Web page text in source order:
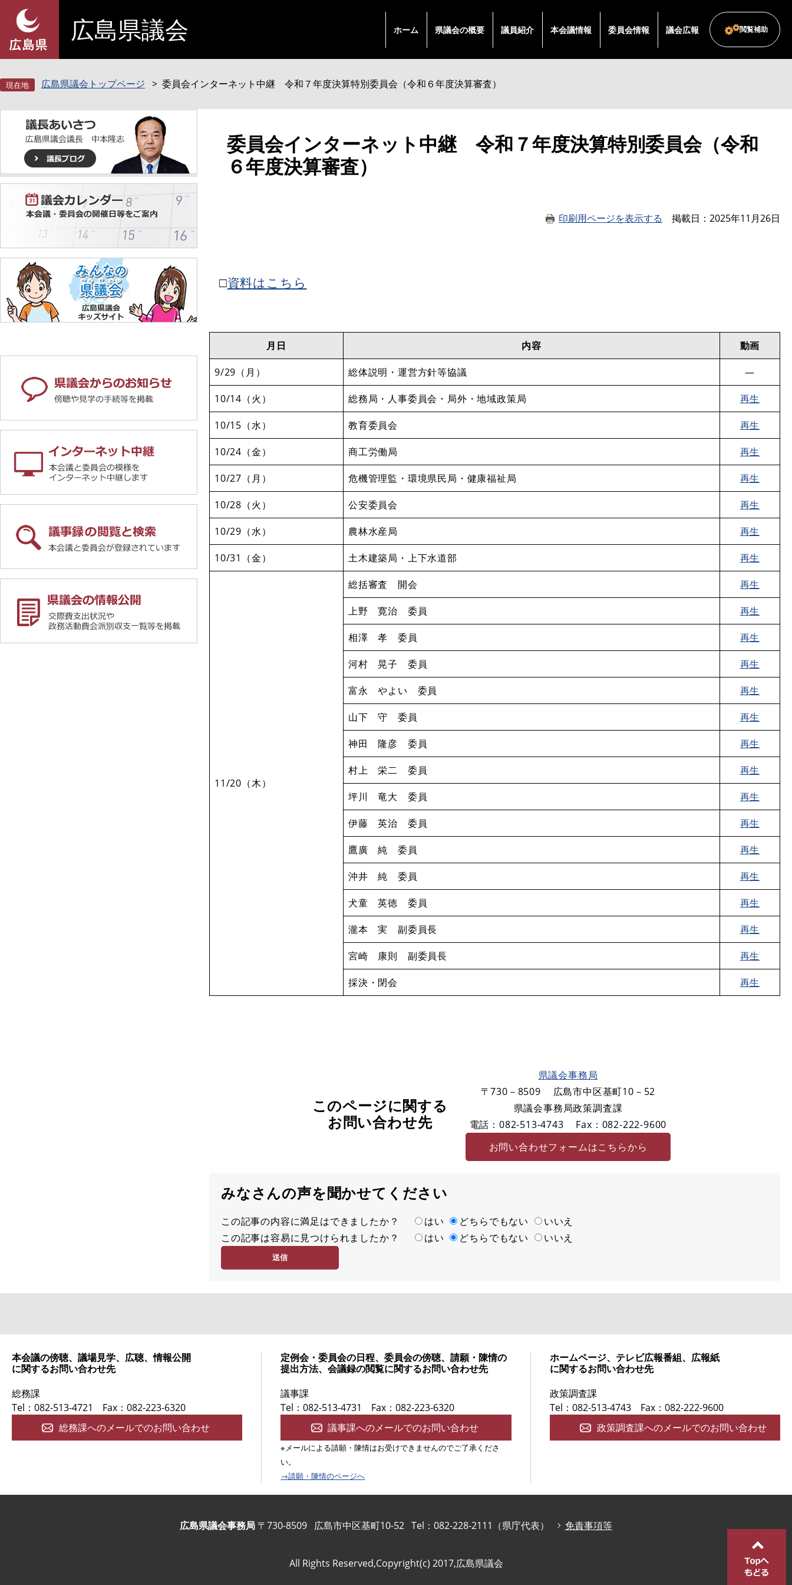
頭
で
飛
ば
広島県議会 ホーム 県議会の概要 議員紹介 本会議情報 委員会情報 議会広報 閲覧補助
広島県議会トップページ 委員会インターネット中継 令和７年度決算特別委員会（令和６年度決算審査）
委員会インターネット中継 令和７年度決算特別委員会（令和
６年度決算審査）
印刷用ページを表示する 掲載日 2025年11月26日
□資料はこちら
月日 内容 動画
9/29（月） 総体説明・運営方針等協議 ―
10/14（火） 総務局・人事委員会・局外・地域政策局 再生
10/15（水） 教育委員会 再生
10/24（金） 商工労働局 再生
10/27（月） 危機管理監・環境県民局・健康福祉局 再生
10/28（火） 公安委員会 再生
10/29（水） 農林水産局 再生
10/31（金） 土木建築局・上下水道部 再生
11/20（木）
総括審査 開会 再生
上野 寛治 委員 再生
相澤 孝 委員 再生
河村 晃子 委員 再生
富永 やよい 委員 再生
山下 守 委員 再生
神田 隆彦 委員 再生
村上 栄二 委員 再生
坪川 竜大 委員 再生
伊藤 英治 委員 再生
鷹廣 純 委員 再生
沖井 純 委員 再生
犬童 英徳 委員 再生
瀧本 実 副委員長 再生
宮崎 康則 副委員長 再生
採決・閉会 再生
このページに関する
お問い合わせ先
県議会事務局
〒730－8509
広島市中区基町10－52
県議会事務局政策調査課
電話：082-513-4743
Fax：082-222-9600
お問い合わせフォームはこちらから
みなさんの声を聞かせてください
満
足
この記事の内容に満足はできましたか？ はい どちらでもない
いいえ
容
度
この記事は容易に見つけられましたか？ はい どちらでもない いいえ
本会議の傍聴、議場見学、広聴、情報公開
に関するお問い合わせ先
総務課
Tel：082-513-4721
Fax：082-223-6320
総務課へのメールでのお問い合わせ
定例会・委員会の日程、委員会の傍聴、請願・陳情の
提出方法、会議録の閲覧に関するお問い合わせ先
議事課
Tel：082-513-4731
Fax：082-223-6320
議事課へのメールでのお問い合わせ
※メールによる請願・陳情はお受けできませんのでご了承くださ
い。
→請願・陳情のページへ
ホームページ、テレビ広報番組、広報紙
に関するお問い合わせ先
政策調査課
Tel：082-513-4743
Fax：082-222-9600
政策調査課へのメールでのお問い合わせ
広島県議会事務局 〒730-8509 広島市中区基町10-52 Tel：082-228-2111（県庁代表） 免責事項等
All Rights Reserved,Copyright(c) 2017,広島県議会